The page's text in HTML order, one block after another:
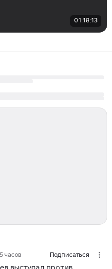
01:18:13
5 часов Подписаться
выступал против